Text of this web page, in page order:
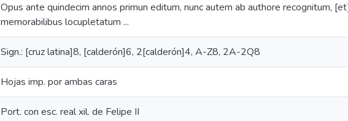
Opus ante quindecim annos primun editum, nunc autem ab authore recognitum,
memorabilibus locupletatum ...
Sign.: [cruz latina]8, [calderón]6, 2[calderón]4, A-Z8, 2A-2Q8
Hojas imp. por ambas caras
Port. con esc. real xil. de Felipe II